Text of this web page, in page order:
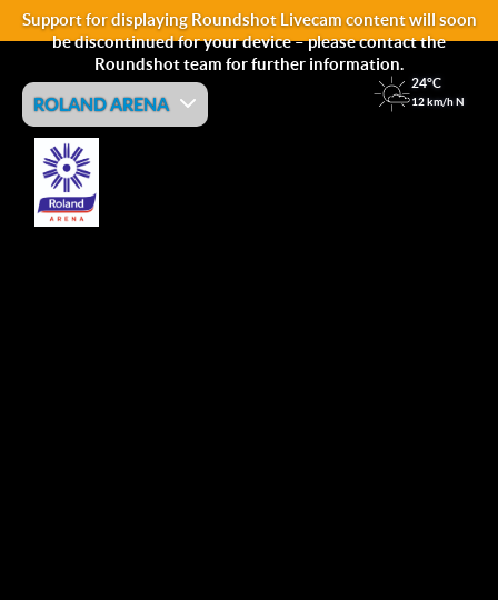
Support for displaying Roundshot Livecam content will soon
be discontinued for your device – please contact the
Roundshot team for further information.
24°C
12 km/h N
ROLAND ARENA